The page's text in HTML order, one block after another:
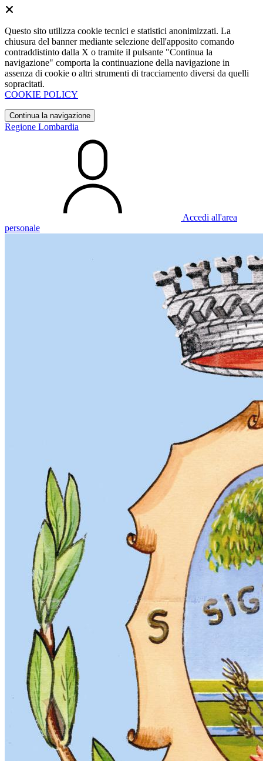
Questo sito utilizza cookie tecnici e statistici anonimizzati. La
chiusura del banner mediante selezione dell'apposito comando
contraddistinto dalla X o tramite il pulsante "Continua la
navigazione" comporta la continuazione della navigazione in
assenza di cookie o altri strumenti di tracciamento diversi da quelli
sopracitati.
COOKIE POLICY
Continua la navigazione
Regione Lombardia
Accedi all'area
personale